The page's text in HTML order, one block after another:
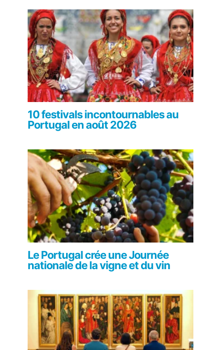
10 festivals incontournables au
Portugal en août 2026
Le Portugal crée une Journée
nationale de la vigne et du vin